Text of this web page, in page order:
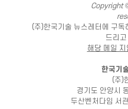
Copyright
(주)한국기술 뉴스레터에 구
드리고
해당 메일 지
한국기
(주)
경기도 안양시
두산벤처다임 서